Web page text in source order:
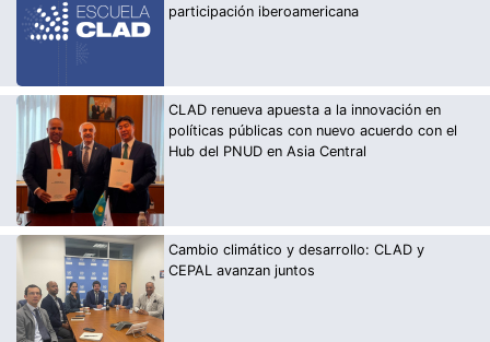
participación iberoamericana
CLAD renueva apuesta a la innovación en
políticas públicas con nuevo acuerdo con el
Hub del PNUD en Asia Central
Cambio climático y desarrollo: CLAD y
CEPAL avanzan juntos